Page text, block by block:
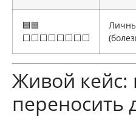
🟦🟦
⬜⬜⬜⬜⬜⬜⬜⬜
Живой кейс:
переносить